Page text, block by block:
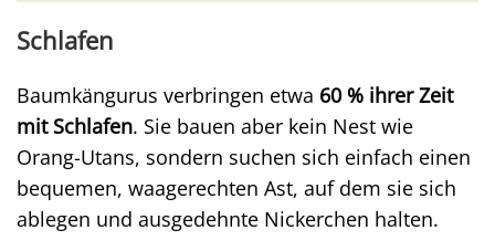
Schlafen
Baumkängurus verbringen etwa 60 % ihrer Zeit
mit Schlafen. Sie bauen aber kein Nest wie
Orang-Utans, sondern suchen sich einfach einen
bequemen, waagerechten Ast, auf dem sie sich
ablegen und ausgedehnte Nickerchen halten.